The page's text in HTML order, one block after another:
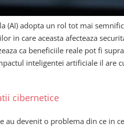
(AI) adopta un rol tot mai
in care aceasta afecteaza
ca beneficiile reale pot fi
inteligentei artificiale il are
cibernetice
au devenit o problema din ce in